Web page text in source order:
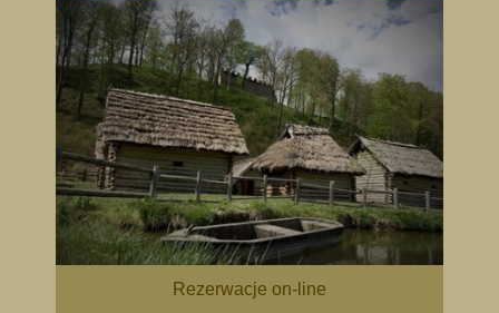
Rezerwacje on-line